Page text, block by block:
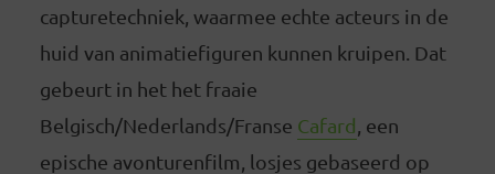
capturetechniek, waarmee echte acteurs in de
huid van animatiefiguren kunnen kruipen. Dat
gebeurt in het het fraaie
Belgisch/Nederlands/Franse Cafard , een
epische avonturenfilm, losjes gebaseerd op